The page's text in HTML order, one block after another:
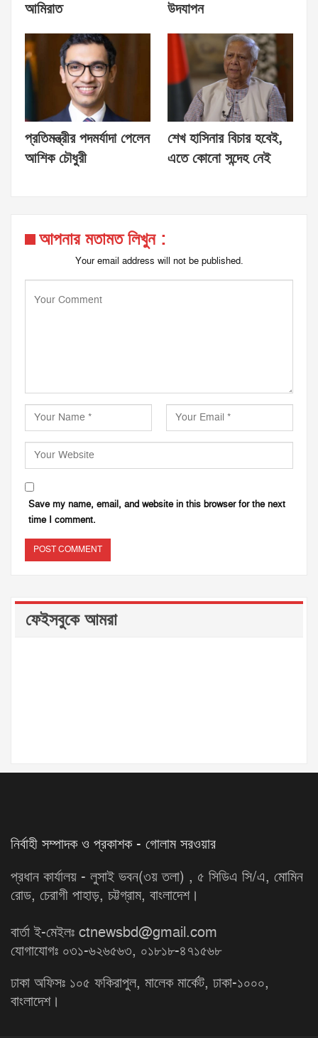
আমিরাত
উদযাপন
প্রতিমন্ত্রীর পদমর্যাদা পেলেন
আশিক চৌধুরী
শেখ হাসিনার বিচার হবেই,
এতে কোনো সন্দেহ নেই
আপনার মতামত লিখুন :
Your email address will not be published.
Save my name, email, and website in this browser for the next
time I comment.
ফেইসবুকে আমরা
নির্বাহী সম্পাদক ও প্রকাশক - গোলাম সরওয়ার
প্রধান কার্যালয় - লুসাই ভবন(৩য় তলা) , ৫ সিডিএ সি/এ, মোমিন
রোড, চেরাগী পাহাড়, চট্টগ্রাম, বাংলাদেশ।
বার্তা ই-মেইলঃ ctnewsbd@gmail.com
যোগাযোগঃ ০৩১-৬২৬৫৬৩, ০১৮১৮-৪৭১৫৬৮
ঢাকা অফিসঃ ১০৫ ফকিরাপুল, মালেক মার্কেট, ঢাকা-১০০০,
বাংলাদেশ।